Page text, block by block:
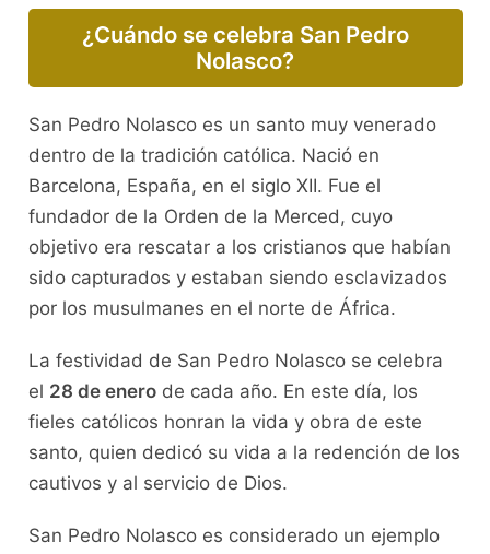
¿Cuándo se celebra San Pedro
Nolasco?
San Pedro Nolasco es un santo muy venerado
dentro de la tradición católica. Nació en
Barcelona, España, en el siglo XII. Fue el
fundador de la Orden de la Merced, cuyo
objetivo era rescatar a los cristianos que habían
sido capturados y estaban siendo esclavizados
por los musulmanes en el norte de África.
La festividad de San Pedro Nolasco se celebra
el 28 de enerode cada año. En este día, los
fieles católicos honran la vida y obra de este
santo, quien dedicó su vida a la redención de los
cautivos y al servicio de Dios.
San Pedro Nolasco es considerado un ejemplo